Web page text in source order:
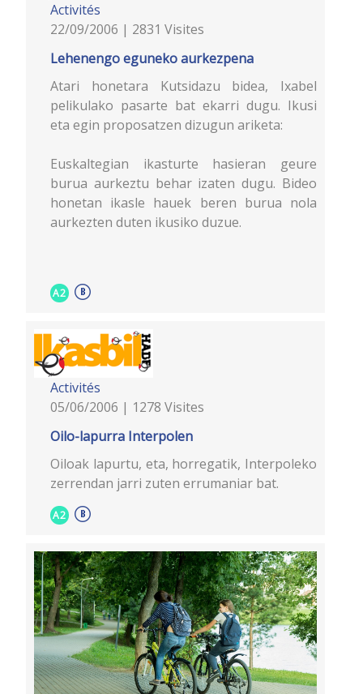
Activités
22/09/2006 | 2831 Visites
Lehenengo eguneko aurkezpena
Atari honetara Kutsidazu bidea, Ixabel
pelikulako pasarte bat ekarri dugu. Ikusi
eta egin proposatzen dizugun ariketa:
Euskaltegian ikasturte hasieran geure
burua aurkeztu behar izaten dugu. Bideo
honetan ikasle hauek beren burua nola
aurkezten duten ikusiko duzue.
A2
Activités
05/06/2006 | 1278 Visites
Oilo-lapurra Interpolen
Oiloak lapurtu, eta, horregatik, Interpoleko
zerrendan jarri zuten errumaniar bat.
A2